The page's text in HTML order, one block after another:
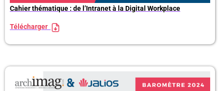
Cahier thématique : de l’Intranet à la Digital Workplace
Télécharger